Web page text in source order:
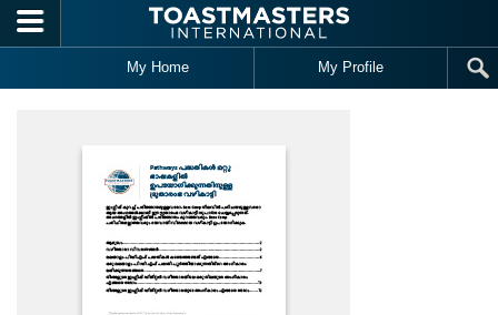
Skip to main content
My Home My Profile